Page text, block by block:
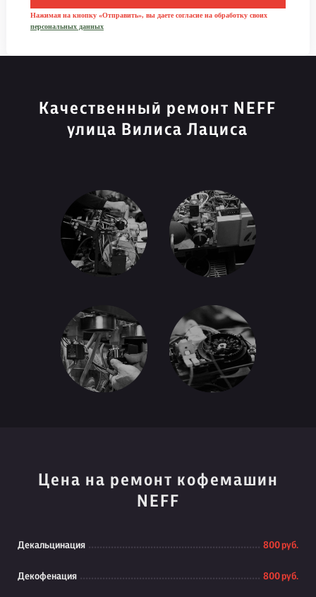
Нажимая на кнопку «Отправить», вы даете согласие на обработку своих
персональных данных
Качественный ремонт NEFF
улица Вилиса Лациса
Цена на ремонт кофемашин
NEFF
Декальцинация 800 руб.
Декофенация 800 руб.